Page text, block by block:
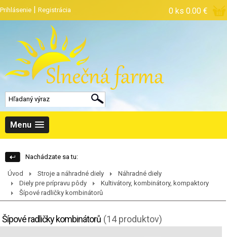
Prihlásenie | Registrácia 0 ks 0.00 €
Menu
Nachádzate sa tu:
Úvod Stroje a náhradné diely
Náhradné diely
Diely pre prípravu pôdy
Kultivátory, kombinátory, kompaktory
Šípové radličky kombinátorů
Šípové radličky kombinátorů (14 produktov)